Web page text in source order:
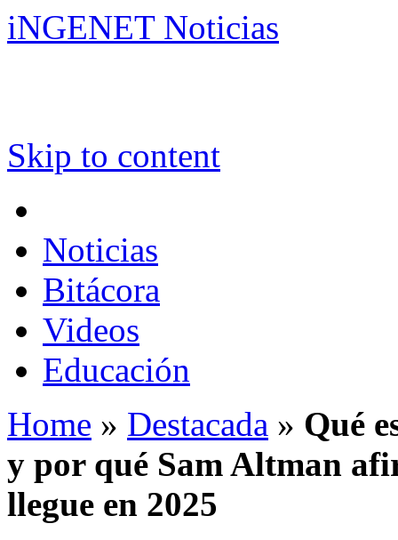
iNGENET Noticias
Skip to content
Noticias
Bitácora
Videos
Educación
Home » Destacada » Qué
y por qué Sam Altman
llegue en 2025